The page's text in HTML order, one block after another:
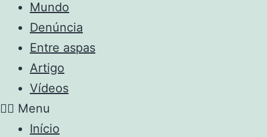
Mundo
Denúncia
Entre aspas
Artigo
Vídeos
Menu
Início